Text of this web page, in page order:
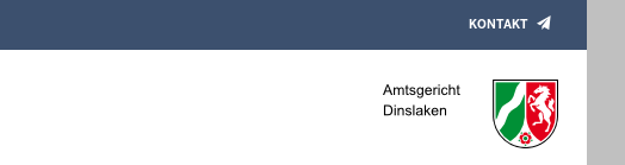
KONTAKT